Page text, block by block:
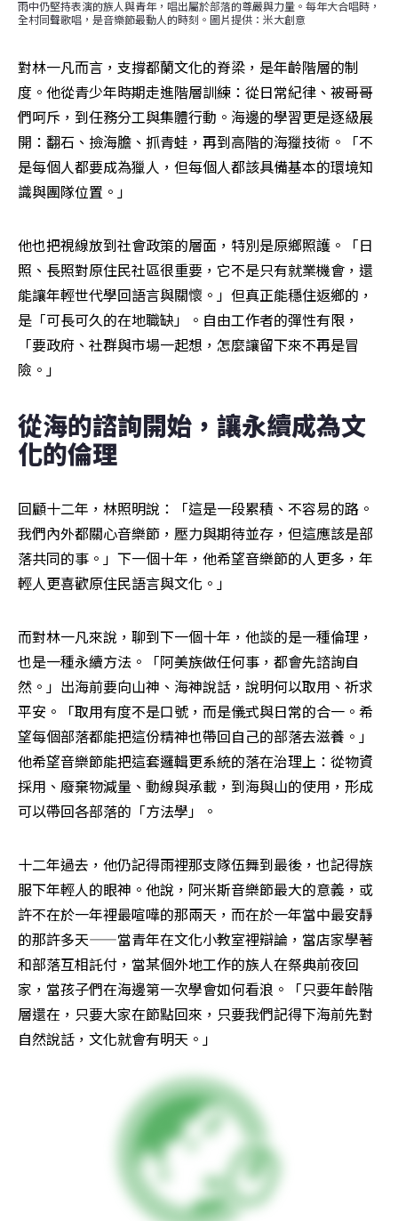
雨中仍堅持表演的族人與青年，唱出屬於部落的尊嚴與力量。每年大合唱時，
全村同聲歌唱，是音樂節最動人的時刻。圖片提供：米大創意
對林一凡而言，支撐都蘭文化的脊梁，是年齡階層的制
度。他從青少年時期走進階層訓練：從日常紀律、被哥哥
們呵斥，到任務分工與集體行動。海邊的學習更是逐級展
開：翻石、撿海膽、抓青蛙，再到高階的海獵技術。「不
是每個人都要成為獵人，但每個人都該具備基本的環境知
識與團隊位置。」
他也把視線放到社會政策的層面，特別是原鄉照護。「日
照、長照對原住民社區很重要，它不是只有就業機會，還
能讓年輕世代學回語言與關懷。」但真正能穩住返鄉的，
是「可長可久的在地職缺」。自由工作者的彈性有限，
「要政府、社群與市場一起想，怎麼讓留下來不再是冒
險。」
從海的諮詢開始，讓永續成為文
化的倫理
回顧十二年，林照明說：「這是一段累積、不容易的路。
我們內外都關心音樂節，壓力與期待並存，但這應該是部
落共同的事。」下一個十年，他希望音樂節的人更多，年
輕人更喜歡原住民語言與文化。」
而對林一凡來說，聊到下一個十年，他談的是一種倫理，
也是一種永續方法。「阿美族做任何事，都會先諮詢自
然。」出海前要向山神、海神說話，說明何以取用、祈求
平安。「取用有度不是口號，而是儀式與日常的合一。希
望每個部落都能把這份精神也帶回自己的部落去滋養。」
他希望音樂節能把這套邏輯更系統的落在治理上：從物資
採用、廢棄物減量、動線與承載，到海與山的使用，形成
可以帶回各部落的「方法學」。
十二年過去，他仍記得雨裡那支隊伍舞到最後，也記得族
服下年輕人的眼神。他說，阿米斯音樂節最大的意義，或
許不在於一年裡最喧嘩的那兩天，而在於一年當中最安靜
的那許多天——當青年在文化小教室裡辯論，當店家學著
和部落互相託付，當某個外地工作的族人在祭典前夜回
家，當孩子們在海邊第一次學會如何看浪。「只要年齡階
層還在，只要大家在節點回來，只要我們記得下海前先對
自然說話，文化就會有明天。」